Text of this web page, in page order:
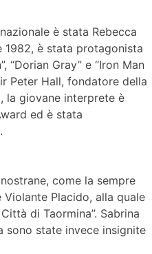
è stata Rebecca
1982, è stata protagonista
“Dorian Gray” e “Iron Man
Peter Hall, fondatore della
la giovane interprete è
ed è stata
come la sempre
Placido, alla quale
di Taormina”. Sabrina
sono state invece insignite